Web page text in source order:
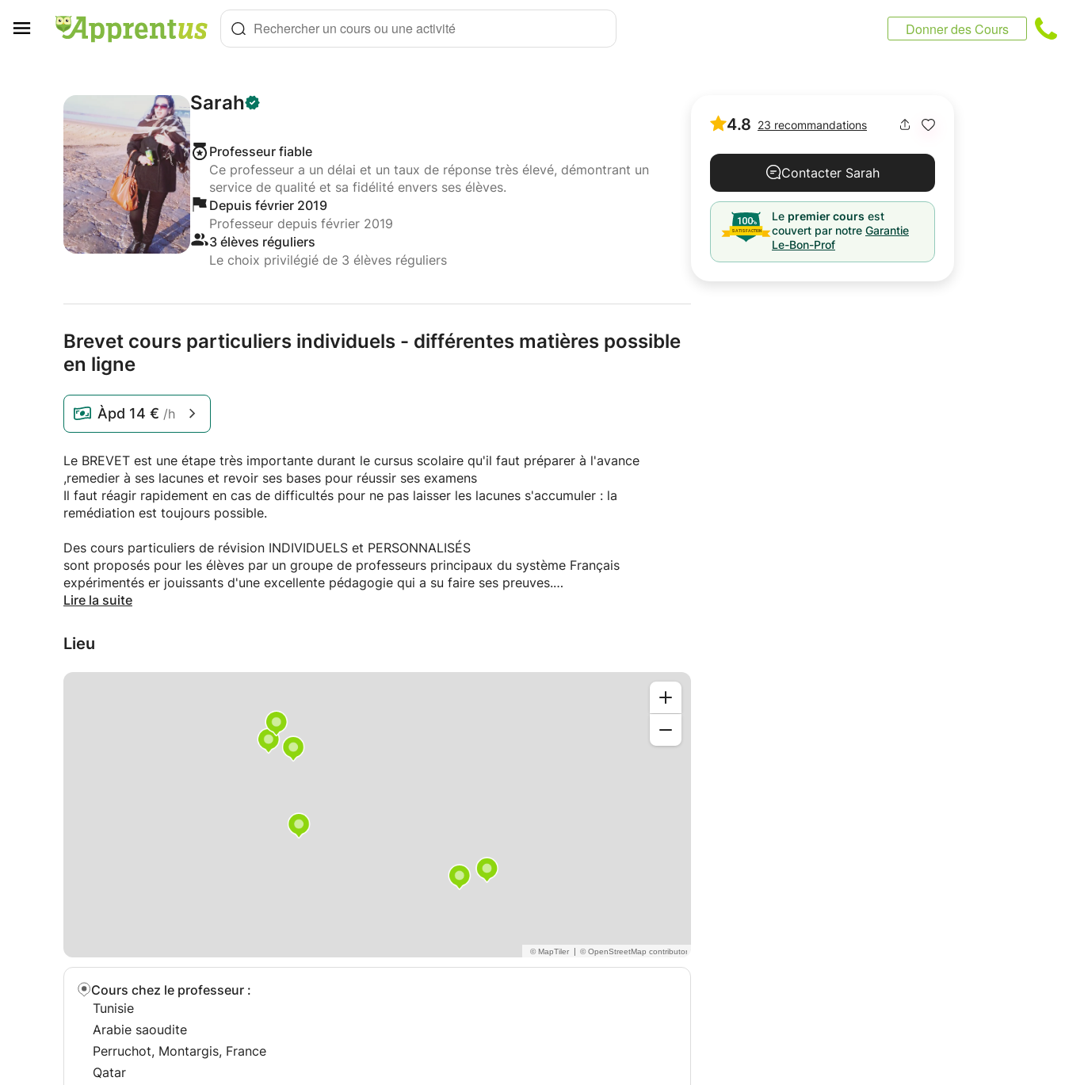
Rechercher un cours ou une activité Donner des Cours
Sarah
Professeur fiable
Ce professeur a un délai et un taux de réponse très élevé, démontrant un
service de qualité et sa fidélité envers ses élèves.
Depuis février 2019
Professeur depuis février 2019
3 élèves réguliers
Le choix privilégié de 3 élèves réguliers
Brevet cours particuliers individuels - différentes matières possible
en ligne
Àpd 14 € /h
Le BREVET est une étape très importante durant le cursus scolaire qu'il faut préparer à l'avance
,remedier à ses lacunes et revoir ses bases pour réussir ses examens
Il faut réagir rapidement en cas de difficultés pour ne pas laisser les lacunes s'accumuler : la
remédiation est toujours possible.
Des cours particuliers de révision INDIVIDUELS et PERSONNALISÉS
sont proposés pour les élèves par un groupe de professeurs principaux du système Français
expérimentés er jouissants d'une excellente pédagogie qui a su faire ses preuves.
TOUTES les matières sont disponibles chacune avec un processeur spécialisé:
Avec :
* remédiation des lacunes
* révision + résumé des notions de base
*entraînements aux épreuves et aux examens
Avec une excellente pédagogie ayant fait ses preuves même avec les élèves en difficultés et des
Lire la suite
Lieu
|
Cours chez le professeur :
Tunisie
Arabie saoudite
Perruchot, Montargis, France
Qatar
4.8 23 recommandations
Contacter Sarah
Le premier cours est
couvert par notre Garantie
Le-Bon-Prof